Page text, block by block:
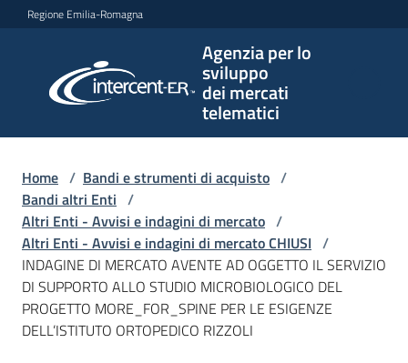
Vai al contenuto
Vai alla navigazione
Vai al footer
Regione Emilia-Romagna
Agenzia per lo
sviluppo
dei mercati
telematici
per lo
sviluppo
telematici
L'Agenzia
Bandi
Home / Bandi e strumenti di acquisto /
Bandi altri Enti /
Altri Enti - Avvisi e indagini di mercato /
Altri Enti - Avvisi e indagini di mercato CHIUSI /
INDAGINE DI MERCATO AVENTE AD OGGETTO IL SERVIZIO
DI SUPPORTO ALLO STUDIO MICROBIOLOGICO DEL
PROGETTO MORE_FOR_SPINE PER LE ESIGENZE
DELL’ISTITUTO ORTOPEDICO RIZZOLI